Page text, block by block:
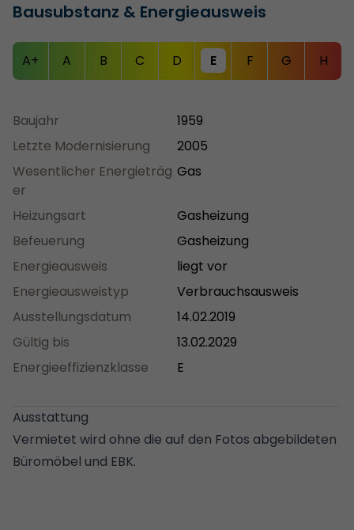
Bausubstanz & Energieausweis
A+ A B C D E F G H
Baujahr
1959
Letzte Modernisierung
2005
Wesentlicher Energieträg
er
Gas
Heizungsart
Gasheizung
Befeuerung
Gasheizung
Energieausweis
liegt vor
Energieausweistyp
Verbrauchsausweis
Ausstellungsdatum
14.02.2019
Gültig bis
13.02.2029
Energieeffizienzklasse
E
Ausstattung
Vermietet wird ohne die auf den Fotos abgebildeten
Büromöbel und EBK.